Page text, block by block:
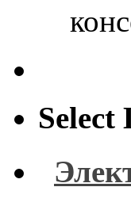
Select